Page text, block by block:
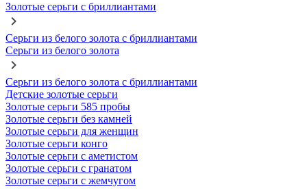
Золотые серьги с бриллиантами
Серьги из белого золота с бриллиантами
Серьги из белого золота
Серьги из белого золота с бриллиантами
Детские золотые серьги
Золотые серьги 585 пробы
Золотые серьги без камней
Золотые серьги для женщин
Золотые серьги конго
Золотые серьги с аметистом
Золотые серьги с гранатом
Золотые серьги с жемчугом